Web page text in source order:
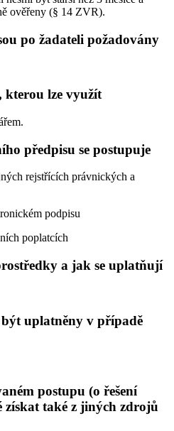
ověřeny (§ 14 ZVR).
po žadateli požadovány
kterou lze využít
předpisu se postupuje
rejstřících právnických a
podpisu
poplatcích
a jak se uplatňují
uplatněny v případě
postupu (o řešení
získat také z jiných zdrojů